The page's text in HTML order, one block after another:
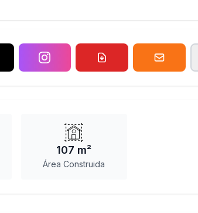
107 m²
Área Construida